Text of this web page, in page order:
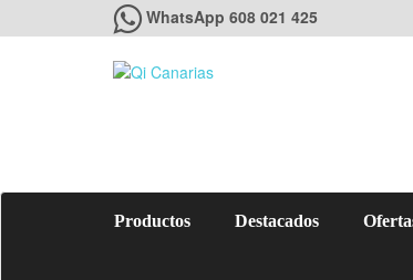
WhatsApp 608 021 425
Productos Destacados